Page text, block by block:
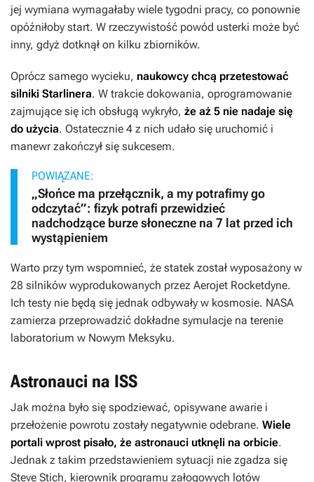
jej wymiana wymagałaby wiele tygodni pracy, co ponownie
opóźniłoby start. W rzeczywistość powód usterki może być
inny, gdyż dotknął on kilku zbiorników.
Oprócz samego wycieku, naukowcy chcą przetestować
silniki Starlinera. W trakcie dokowania, oprogramowanie
zajmujące się ich obsługą wykryło, że aż 5 nie nadaje się
do użycia. Ostatecznie 4 z nich udało się uruchomić i
manewr zakończył się sukcesem.
POWIĄZANE:
„Słońce ma przełącznik, a my potrafimy go
odczytać”: fizyk potrafi przewidzieć
nadchodzące burze słoneczne na 7 lat przed ich
wystąpieniem
Warto przy tym wspomnieć, że statek został wyposażony w
28 silników wyprodukowanych przez Aerojet Rocketdyne.
Ich testy nie będą się jednak odbywały w kosmosie. NASA
zamierza przeprowadzić dokładne symulacje na terenie
laboratorium w Nowym Meksyku.
Astronauci na ISS
Jak można było się spodziewać, opisywane awarie i
przełożenie powrotu zostały negatywnie odebrane. Wiele
portali wprost pisało, że astronauci utknęli na orbicie.
Jednak z takim przedstawieniem sytuacji nie zgadza się
Steve Stich, kierownik programu załogowych lotów